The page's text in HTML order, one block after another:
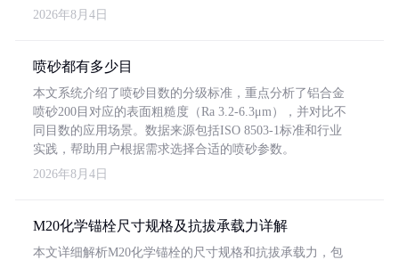
2026年8月4日
喷砂都有多少目
本文系统介绍了喷砂目数的分级标准，重点分析了铝合金
喷砂200目对应的表面粗糙度（Ra 3.2-6.3μm），并对比不
同目数的应用场景。数据来源包括ISO 8503-1标准和行业
实践，帮助用户根据需求选择合适的喷砂参数。
2026年8月4日
M20化学锚栓尺寸规格及抗拔承载力详解
本文详细解析M20化学锚栓的尺寸规格和抗拔承载力，包